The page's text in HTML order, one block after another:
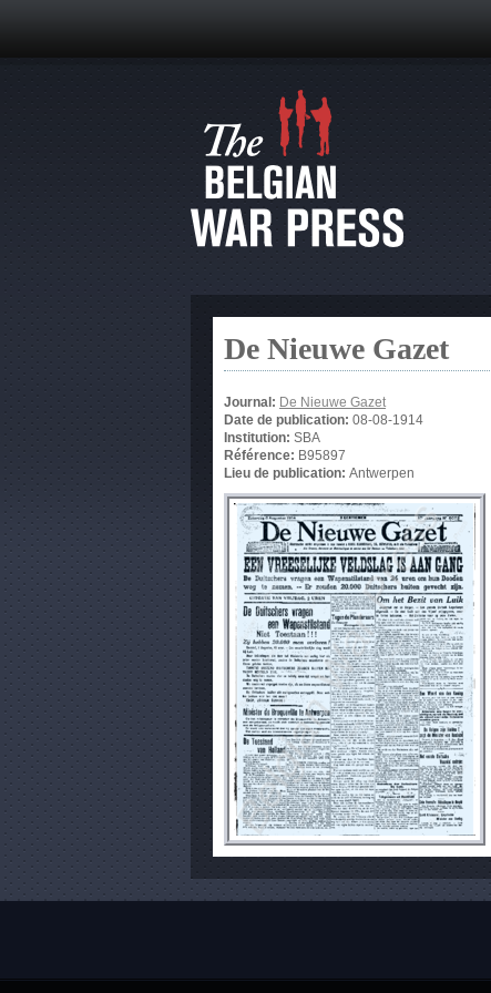
De Nieuwe Gazet
Journal: De Nieuwe Gazet
Date de publication: 08-08-1914
Institution: SBA
Référence: B95897
Lieu de publication: Antwerpen